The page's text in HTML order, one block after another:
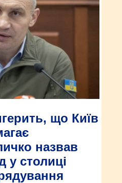
що Київ
назвав
у столиці